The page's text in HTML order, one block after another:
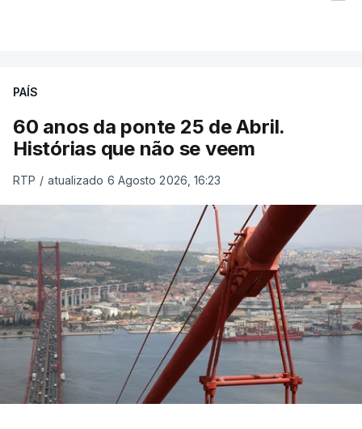
PAÍS
60 anos da ponte 25 de Abril.
Histórias que não se veem
RTP / atualizado 6 Agosto 2026, 16:23